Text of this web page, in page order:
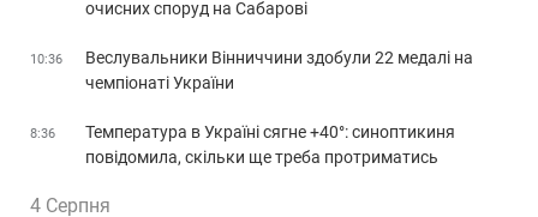
очисних споруд на Сабарові
10:36
Веслувальники Вінниччини здобули 22 медалі на
чемпіонаті України
8:36
Температура в Україні сягне +40°: синоптикиня
повідомила, скільки ще треба протриматись
4 Серпня